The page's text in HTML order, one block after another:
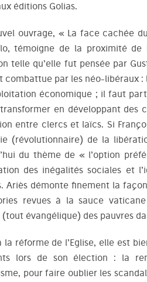
éditions Golias.
ouvrage, « La face cachée
témoigne de la proximité
telle qu’elle fut pensée par
combattue par les néo-libéraux :
économique ; il faut
en développant des
entre clercs et laïcs. Si
(révolutionnaire) de la
du thème de « l’option
des inégalités sociales et
Ariès démonte finement la
revues à la sauce
(tout évangélique) des pauvres
la réforme de l’Eglise, elle est
lors de son élection : la
pour faire oublier les